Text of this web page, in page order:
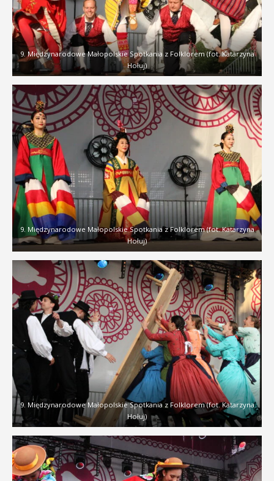
9. Międzynarodowe Małopolskie Spotkania z Folklorem (fot. Katarzyna
Hołuj)
9. Międzynarodowe Małopolskie Spotkania z Folklorem (fot. Katarzyna
Hołuj)
9. Międzynarodowe Małopolskie Spotkania z Folklorem (fot. Katarzyna
Hołuj)